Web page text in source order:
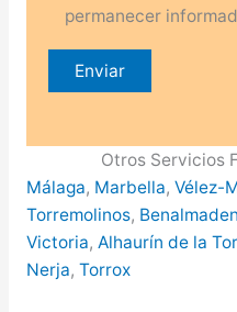
permanecer
Otros Servicios
Málaga, Marbella, Vélez-
Torremolinos,
Victoria, Alhaurín de la
Nerja, Torrox